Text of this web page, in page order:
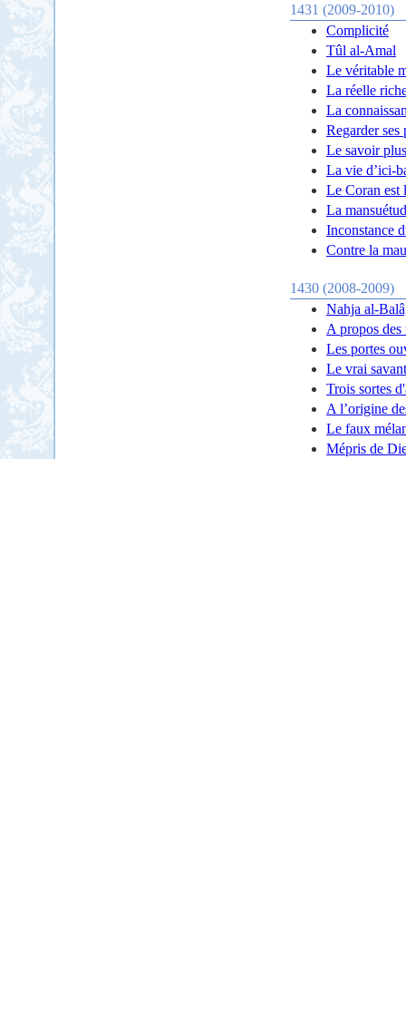
1431 (2009-2010)
Complicité
Tûl al-Amal
Le véritable
La réelle
La
Regarder ses
Le savoir
La vie d’ici-
Le Coran est
La
Inconstance
Contre la
1430 (2008-2009)
Nahja al-
A propos des
Les portes
Le vrai savant
Trois sortes
A l’origine
Le faux
Mépris de